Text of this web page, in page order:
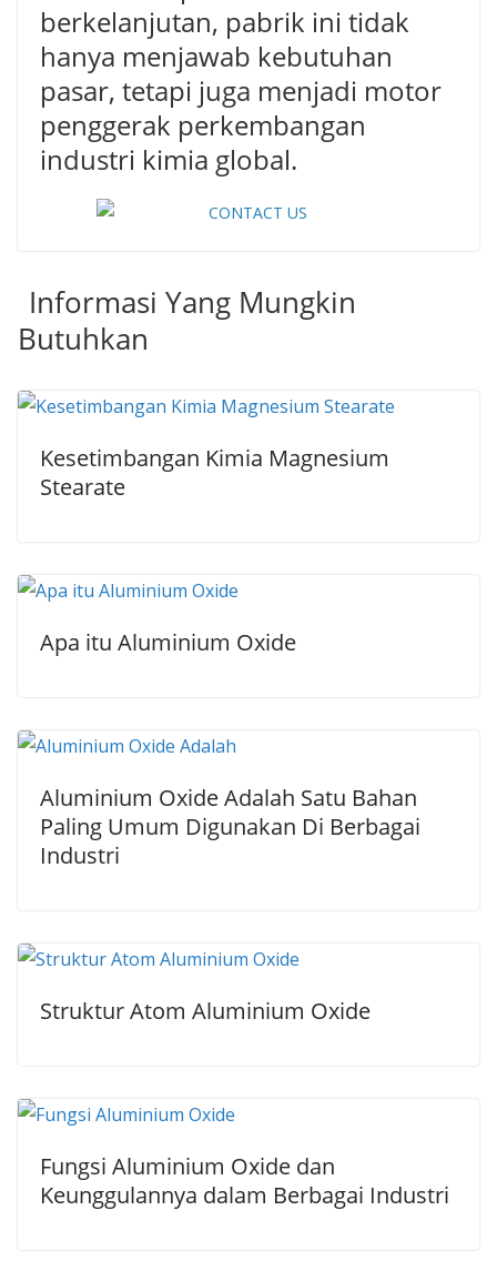
berkelanjutan, pabrik ini tidak
hanya menjawab kebutuhan
pasar, tetapi juga menjadi motor
penggerak perkembangan
industri kimia global.
Informasi Yang Mungkin
Butuhkan
Kesetimbangan Kimia Magnesium
Stearate
Apa itu Aluminium Oxide
Aluminium Oxide Adalah Satu Bahan
Paling Umum Digunakan Di Berbagai
Industri
Struktur Atom Aluminium Oxide
Fungsi Aluminium Oxide dan
Keunggulannya dalam Berbagai Industri